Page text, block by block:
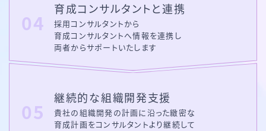
育成コンサルタントと連携
採用コンサルタントから
育成コンサルタントへ情報を連携し
両者からサポートいたします
継続的な組織開発支援
貴社の組織開発の計画に沿った緻密な
育成計画をコンサルタントより継続して